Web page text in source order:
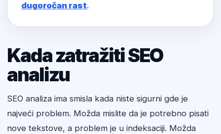
dugoročan rast.
Kada zatražiti SEO
analizu
SEO analiza ima smisla kada niste sigurni gde je
najveći problem. Možda mislite da je potrebno pisati
nove tekstove, a problem je u indeksaciji. Možda